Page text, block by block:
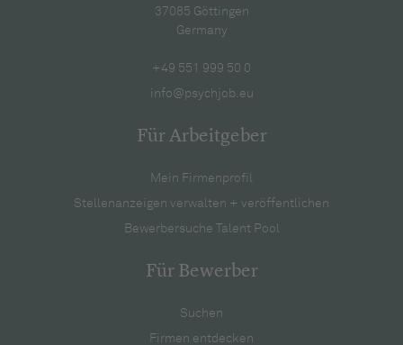
37085 Göttingen
Germany
+49 551 999 50 0
info@psychjob.eu
Für Arbeitgeber
Mein Firmenprofil
Stellenanzeigen verwalten + veröffentlichen
Bewerbersuche Talent Pool
Für Bewerber
Suchen
Firmen entdecken